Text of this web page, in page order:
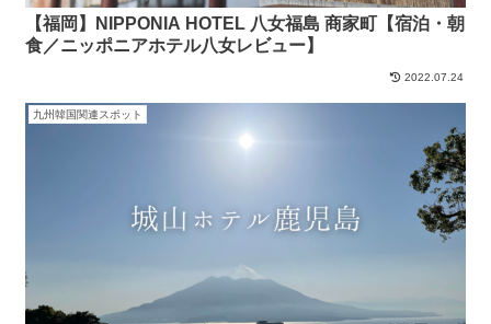
【福岡】NIPPONIA HOTEL 八女福島 商家町【宿泊・朝
食／ニッポニアホテル八女レビュー】
2022.07.24
九州韓国関連スポット